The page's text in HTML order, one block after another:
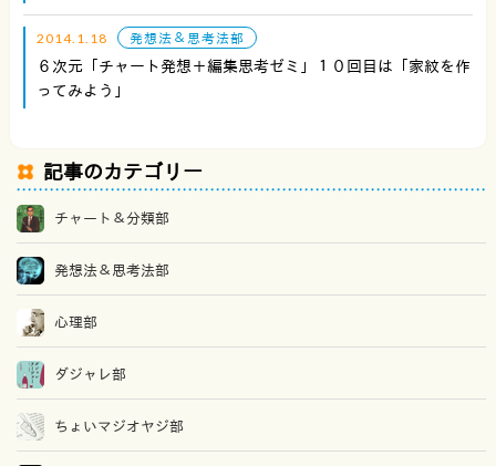
2014.1.18 発想法＆思考法部
６次元「チャート発想＋編集思考ゼミ」１０回目は「家紋を作
ってみよう」
記事のカテゴリー
チャート＆分類部
発想法＆思考法部
心理部
ダジャレ部
ちょいマジオヤジ部